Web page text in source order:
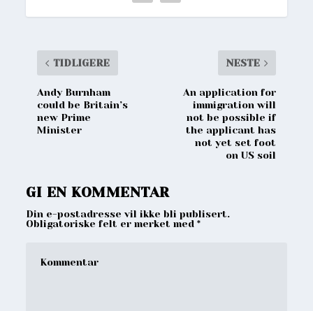
TIDLIGERE
Andy Burnham
could be Britain’s
new Prime
Minister
NESTE
An application for
immigration will
not be possible if
the applicant has
not yet set foot
on US soil
GI EN KOMMENTAR
Din e-postadresse vil ikke bli publisert.
Obligatoriske felt er merket med*